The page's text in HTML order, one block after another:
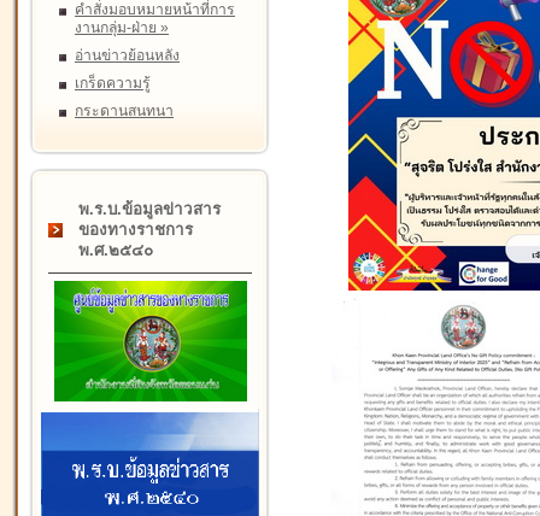
คำสั่งมอบหมายหน้าที่การ
งานกลุ่ม-ฝ่าย »
อ่านข่าวย้อนหลัง
เกร็ดความรู้
กระดานสนทนา
พ.ร.บ.ข้อมูลข่าวสาร
ของทางราชการ
พ.ศ.๒๕๔๐